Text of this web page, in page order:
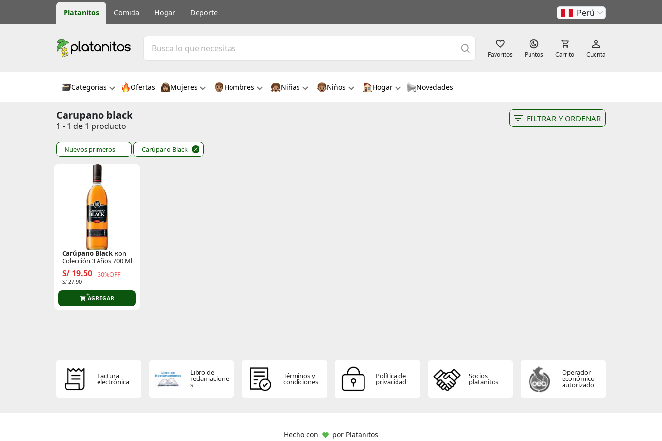
Platanitos Comida Hogar Deporte Perú
Favoritos Puntos Carrito Cuenta
Categorías Ofertas Mujeres Hombres Niñas Niños Hogar Novedades
Carupano black
1 - 1 de 1 producto
FILTRAR Y ORDENAR
Nuevos primeros Carúpano Black
Carúpano BlackRon
Colección 3 Años 700 Ml
S/ 19.50 30%OFF
S/ 27.90
AGREGAR
Factura
electrónica
Libro de
reclamacione
s
Términos y
condiciones
Política de
privacidad
Socios
platanitos
Operador
económico
autorizado
Hecho con por Platanitos